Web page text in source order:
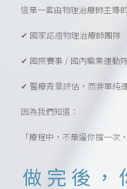
這是一套由物理治療師主導
✔ 國家認證物理治療師團隊
✔ 國際賽事 / 國內職業運動
✔ 醫療背景評估，而非單純
因為我們知道：
「療程中，不是逼你撐一次
做完後，